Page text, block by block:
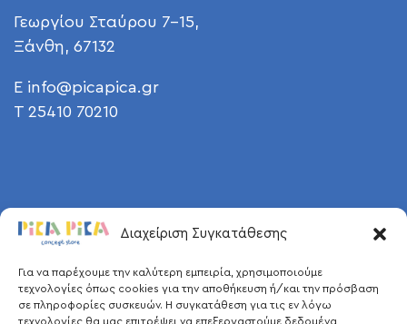
Διαχείριση Συγκατάθεσης
Για να παρέχουμε την καλύτερη εμπειρία, χρησιμοποιούμε
τεχνολογίες όπως cookies για την αποθήκευση ή/και την πρόσβαση
σε πληροφορίες συσκευών. Η συγκατάθεση για τις εν λόγω
τεχνολογίες θα μας επιτρέψει να επεξεργαστούμε δεδομένα
Γεωργίου Σταύρου 7-15,
Ξάνθη, 67132
E info@picapica.gr
T 25410 70210